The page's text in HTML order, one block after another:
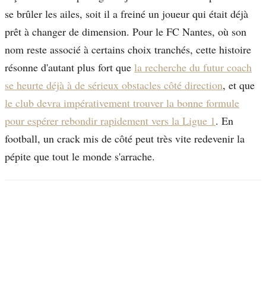
se brûler les ailes, soit il a freiné un joueur qui était déjà
prêt à changer de dimension. Pour le FC Nantes, où son
nom reste associé à certains choix tranchés, cette histoire
résonne d'autant plus fort que la recherche du futur coach
se heurte déjà à de sérieux obstacles côté direction, et que
le club devra impérativement trouver la bonne formule
pour espérer rebondir rapidement vers la Ligue 1. En
football, un crack mis de côté peut très vite redevenir la
pépite que tout le monde s'arrache.